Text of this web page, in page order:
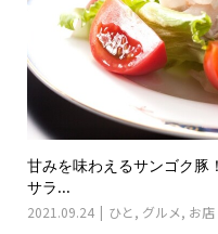
甘みを味わえるサンゴク豚
サラ...
2021.09.24 ひと , グルメ, お店